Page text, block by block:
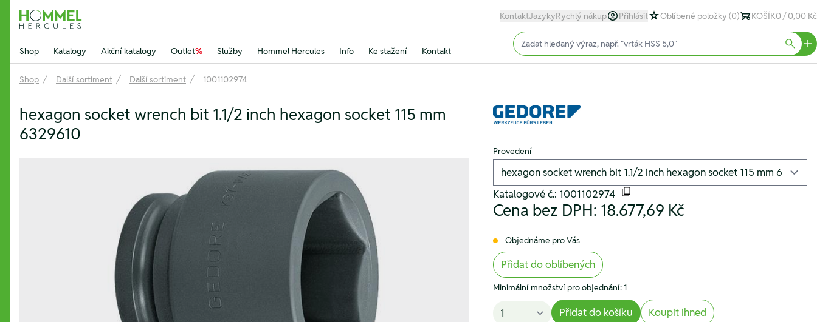
Hommel Hercules
KontaktJazykyRychlý nákup Přihlásit Oblíbené položky (0) KOŠÍK0 / 0,00 Kč
Shop Katalogy Akční katalogy Outlet% Služby Hommel Hercules Info Ke stažení Kontakt
Input (text)
Shop Další sortiment Další sortiment 1001102974
hexagon socket wrench bit 1.1/2 inch hexagon socket 115 mm
6329610
Provedení
Katalogové č.: 1001102974
Cena bez DPH: 18.677,69 Kč
Objednáme pro Vás
Přidat do oblíbených
Minimální množství pro objednání: 1
Přidat do košíku Koupit ihned